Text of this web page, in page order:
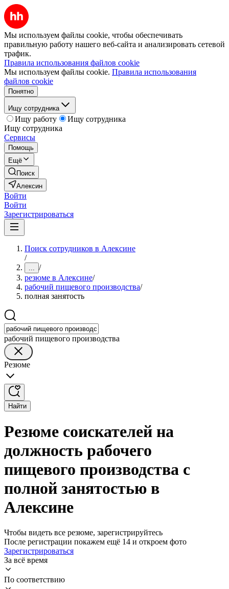
Мы используем файлы cookie, чтобы обеспечивать
правильную работу нашего веб-сайта и анализировать сетевой
трафик.
Правила использования файлов cookie
Мы используем файлы cookie. Правила использования
файлов cookie
Понятно
Ищу сотрудника
Ищу работу
Ищу сотрудника
Ищу сотрудника
Сервисы
Помощь
Ещё
Поиск
Алексин
Войти
Войти
Зарегистрироваться
Поиск сотрудников в Алексине
/
... /
резюме в Алексине/
рабочий пищевого производства/
полная занятость
рабочий пищевого производства
Резюме
Найти
Резюме соискателей на
должность рабочего
пищевого производства с
полной занятостью в
Алексине
Чтобы видеть все резюме, зарегистрируйтесь
После регистрации покажем ещё 14 и откроем фото
Зарегистрироваться
За всё время
По соответствию